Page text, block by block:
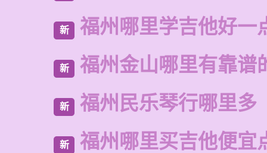
新 福州哪里学吉他好一
新 福州金山哪里有靠谱
新 福州民乐琴行哪里多
新 福州哪里买吉他便宜